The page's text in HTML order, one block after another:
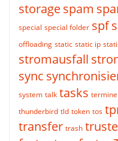
storagespam
special special folder spf
offloading static static ip
stromausfall
sync
system talk tasks termine
thunderbird tld token tos
transfer trash